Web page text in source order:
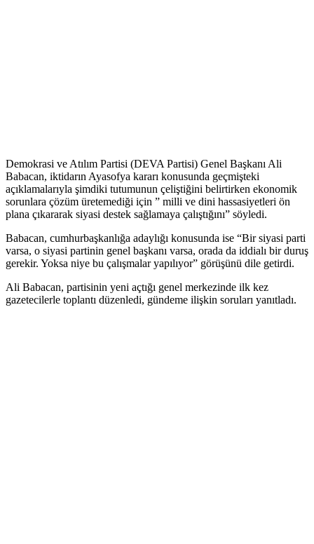
Demokrasi ve Atılım Partisi (DEVA Partisi) Genel Başkanı Ali
Babacan, iktidarın Ayasofya kararı konusunda geçmişteki
açıklamalarıyla şimdiki tutumunun çeliştiğini belirtirken ekonomik
sorunlara çözüm üretemediği için ” milli ve dini hassasiyetleri ön
plana çıkararak siyasi destek sağlamaya çalıştığını” söyledi.
Babacan, cumhurbaşkanlığa adaylığı konusunda ise “Bir siyasi parti
varsa, o siyasi partinin genel başkanı varsa, orada da iddialı bir duruş
gerekir. Yoksa niye bu çalışmalar yapılıyor” görüşünü dile getirdi.
Ali Babacan, partisinin yeni açtığı genel merkezinde ilk kez
gazetecilerle toplantı düzenledi, gündeme ilişkin soruları yanıtladı.